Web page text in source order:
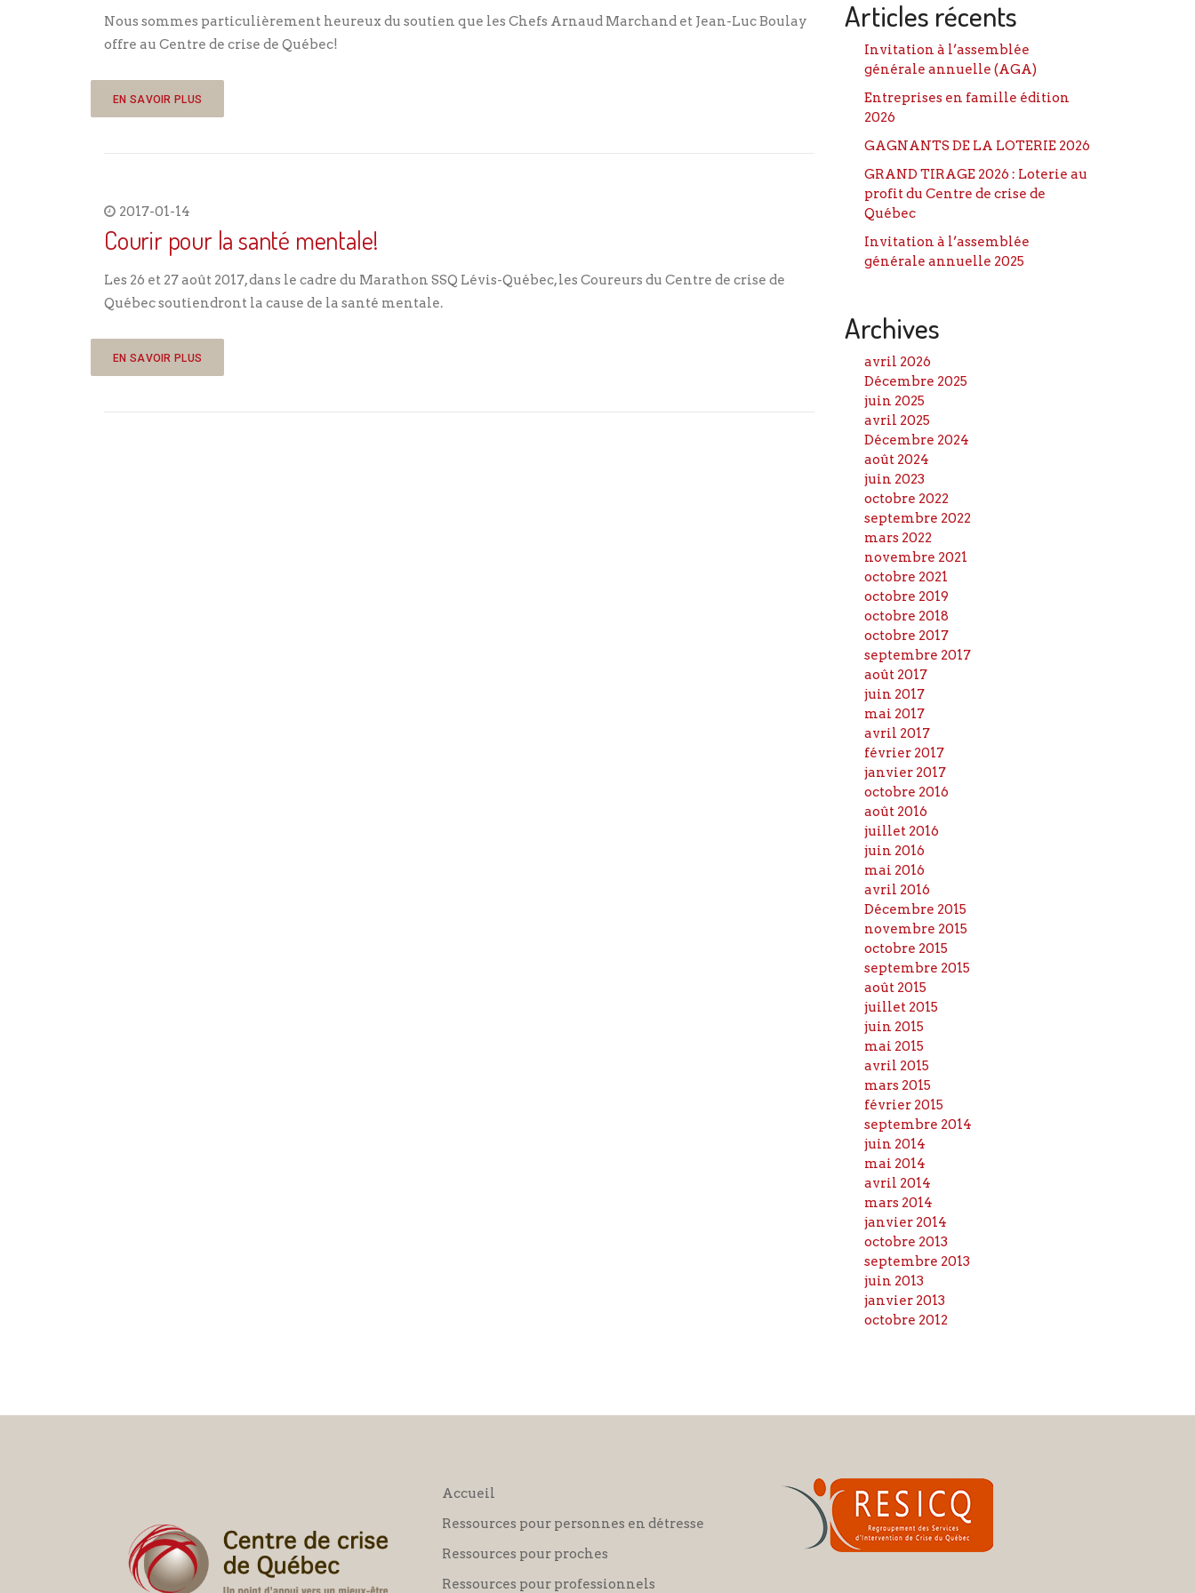
Nous sommes particulièrement heureux du soutien que les Chefs Arnaud Marchand et Jean-Luc Boulay
offre au Centre de crise de Québec!
EN SAVOIR PLUS
2017-01-14
Courir pour la santé mentale!
Les 26 et 27 août 2017, dans le cadre du Marathon SSQ Lévis-Québec, les Coureurs du Centre de crise de
Québec soutiendront la cause de la santé mentale.
EN SAVOIR PLUS
Articles récents
Invitation à l’assemblée
générale annuelle (AGA)
Entreprises en famille édition
2026
GAGNANTS DE LA LOTERIE 2026
GRAND TIRAGE 2026 : Loterie au
profit du Centre de crise de
Québec
Invitation à l’assemblée
générale annuelle 2025
Archives
avril 2026
Décembre 2025
juin 2025
avril 2025
Décembre 2024
août 2024
juin 2023
octobre 2022
septembre 2022
mars 2022
novembre 2021
octobre 2021
octobre 2019
octobre 2018
octobre 2017
septembre 2017
août 2017
juin 2017
mai 2017
avril 2017
février 2017
janvier 2017
octobre 2016
août 2016
juillet 2016
juin 2016
mai 2016
avril 2016
Décembre 2015
novembre 2015
octobre 2015
septembre 2015
août 2015
juillet 2015
juin 2015
mai 2015
avril 2015
mars 2015
février 2015
septembre 2014
juin 2014
mai 2014
avril 2014
mars 2014
janvier 2014
octobre 2013
septembre 2013
juin 2013
janvier 2013
octobre 2012
Accueil
Ressources pour personnes en détresse
Ressources pour proches
Ressources pour professionnels